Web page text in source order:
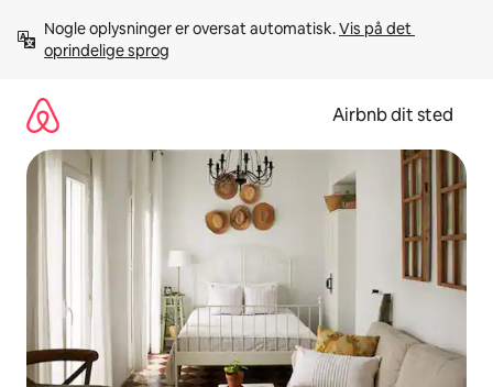
videre
Nogle oplysninger er oversat automatisk. Vis på det
oprindelige sprog
Airbnb dit sted